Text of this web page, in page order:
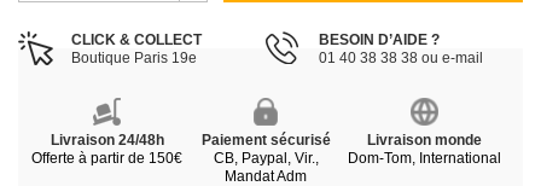
CLICK & COLLECT
Boutique Paris 19e
BESOIN D’AIDE ?
01 40 38 38 38 ou e-mail
Livraison 24/48h
Offerte à partir de 150€
Paiement sécurisé
CB, Paypal, Vir.,
Mandat Adm
Livraison monde
Dom-Tom, International